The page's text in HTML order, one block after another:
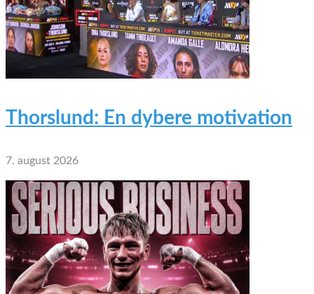
Thorslund: En dybere motivation
7. august 2026